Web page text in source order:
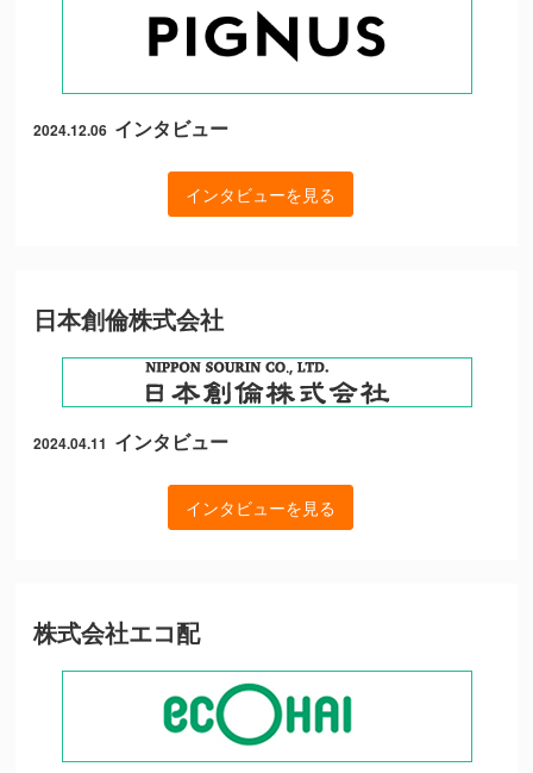
2024.12.06 インタビュー
インタビューを見る
日本創倫株式会社
2024.04.11 インタビュー
インタビューを見る
株式会社エコ配